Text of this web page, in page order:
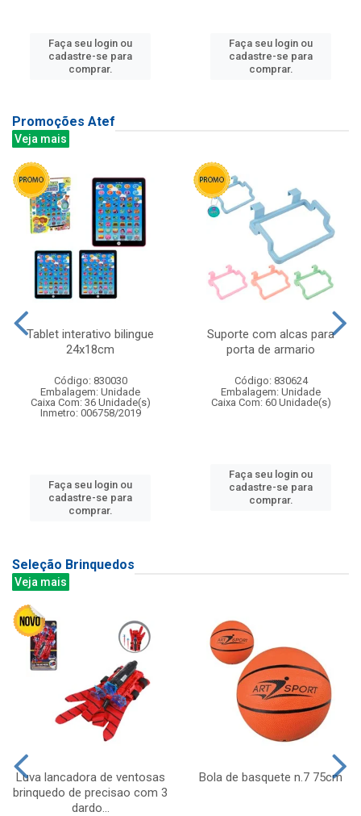
Faça seu login ou
cadastre-se para
comprar.
Faça seu login ou
cadastre-se para
comprar.
Promoções Atef
Veja mais
Tablet interativo bilingue
24x18cm
Código: 830030
Embalagem: Unidade
Caixa Com: 36 Unidade(s)
Inmetro: 006758/2019
Faça seu login ou
cadastre-se para
comprar.
Suporte com alcas para
porta de armario
Código: 830624
Embalagem: Unidade
Caixa Com: 60 Unidade(s)
Faça seu login ou
cadastre-se para
comprar.
Seleção Brinquedos
Veja mais
Luva lancadora de ventosas
brinquedo de precisao com 3
dardo...
Bola de basquete n.7 75cm